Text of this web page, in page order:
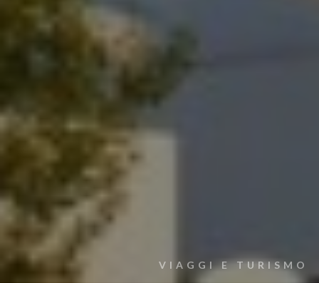
VIAGGI E TURISMO